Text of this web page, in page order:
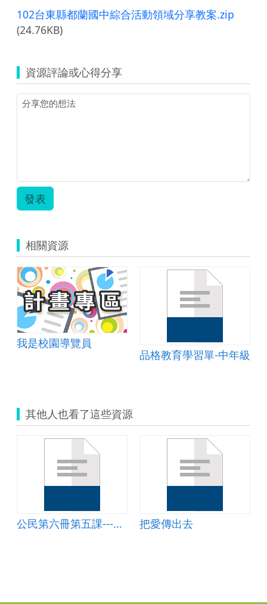
102台東縣都蘭國中綜合活動領域分享教案.zip
(24.76KB)
資源評論或心得分享
發表
相關資源
我是校園導覽員
品格教育學習單-中年級
其他人也看了這些資源
公民第六冊第五課---成為世界公民 把愛傳出去